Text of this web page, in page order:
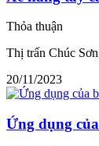
Thỏa thuận
Thị trấn Chúc
20/11/2023
Ứng dụng